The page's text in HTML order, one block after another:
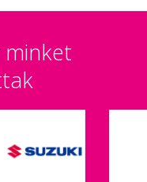
minket